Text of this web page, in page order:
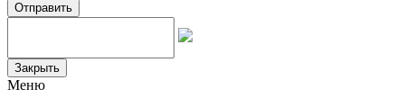
Отправить
Закрыть
Меню